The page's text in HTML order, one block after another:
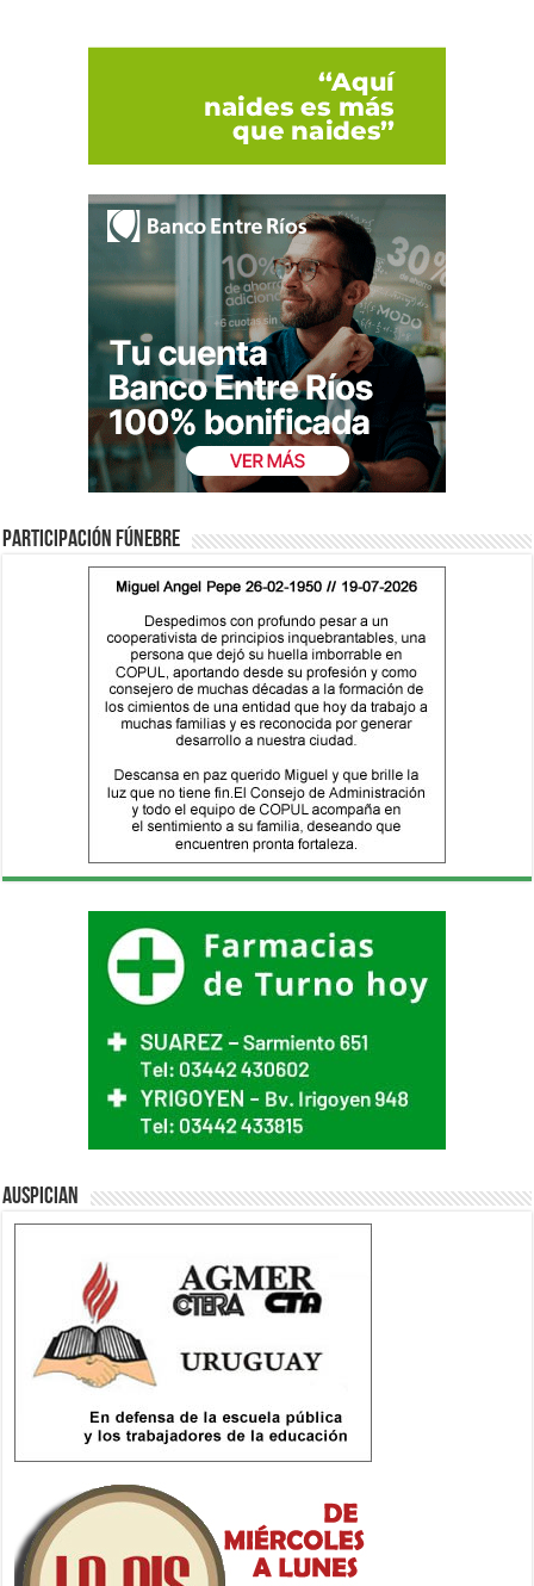
Participación fúnebre
Auspician